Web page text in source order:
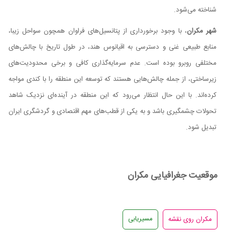
شناخته می‌شود.
شهر مکران، با وجود برخورداری از پتانسیل‌های فراوان همچون سواحل زیبا،
منابع طبیعی غنی و دسترسی به اقیانوس هند، در طول تاریخ با چالش‌های
مختلفی روبرو بوده است. عدم سرمایه‌گذاری کافی و برخی محدودیت‌های
زیرساختی، از جمله چالش‌هایی هستند که توسعه این منطقه را با کندی مواجه
کرده‌اند. با این حال انتظار می‌رود که این منطقه در آینده‌ای نزدیک شاهد
تحولات چشمگیری باشد و به یکی از قطب‌های مهم اقتصادی و گردشگری ایران
تبدیل شود.
موقعیت جغرافیایی مکران
مسیریابی